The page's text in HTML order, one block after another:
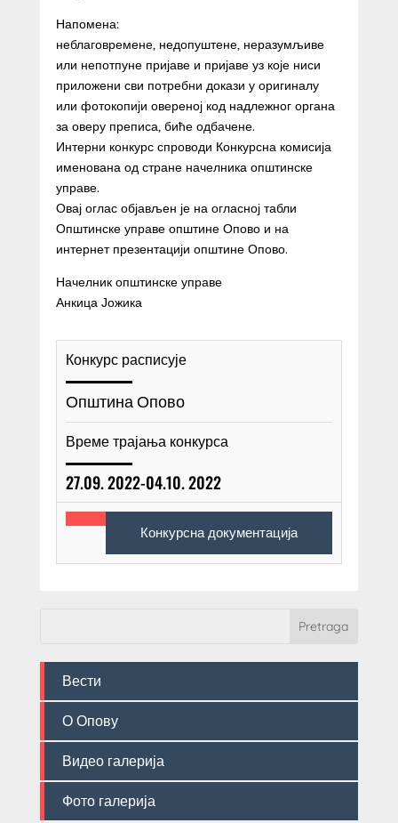
Напомена:
неблаговремене, недопуштене, неразумљиве
или непотпуне пријаве и пријаве уз које ниси
приложени сви потребни докази у оригиналу
или фотокопији овереној код надлежног органа
за оверу преписа, биће одбачене.
Интерни конкурс спроводи Конкурсна комисија
именована од стране начелника општинске
управе.
Овај оглас објављен је на огласној табли
Општинске управе општине Опово и на
интернет презентацији општине Опово.
Начелник општинске управе
Анкица Јожика
Конкурс расписује
Општина Опово
Време трајања конкурса
27.09. 2022-04.10. 2022
Конкурсна документација
Вести
О Опову
Видео галерија
Фото галерија